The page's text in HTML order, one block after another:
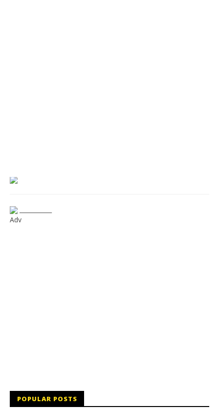
Adv
POPULAR POSTS